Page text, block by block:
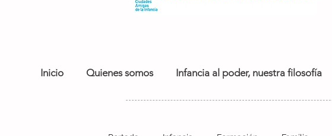
Inicio Quienes somos Infancia al poder, nuestra filosofía